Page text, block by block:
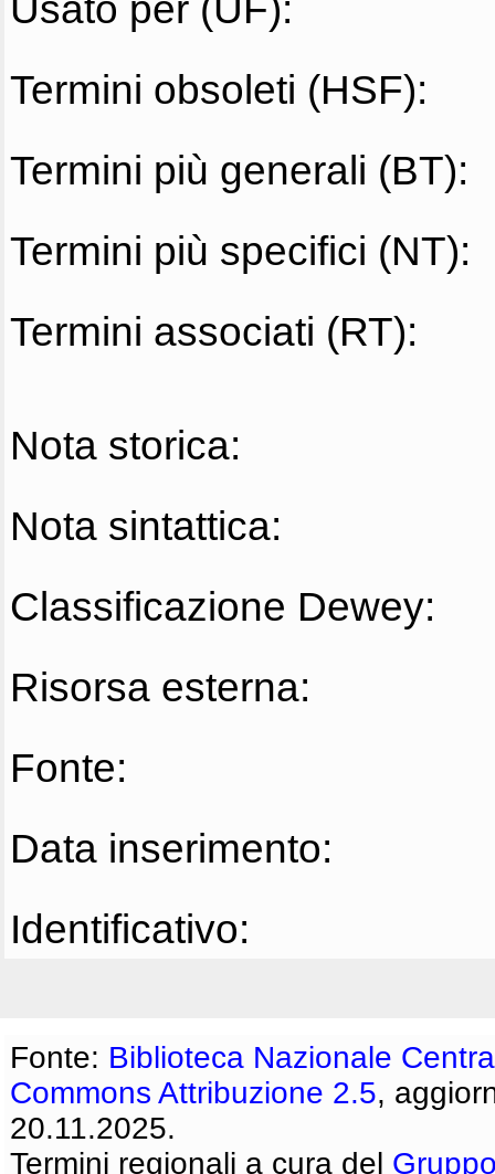
Termini obsoleti (HSF):
Termini più generali (BT):
Termini più specifici (NT):
Termini associati (RT):
Nota storica:
Nota sintattica:
Classificazione Dewey:
Risorsa esterna:
Fonte:
Data inserimento:
Identificativo:
Fonte: Biblioteca Nazionale
Commons Attribuzione 2.5,
20.11.2025.
Termini regionali a cura del